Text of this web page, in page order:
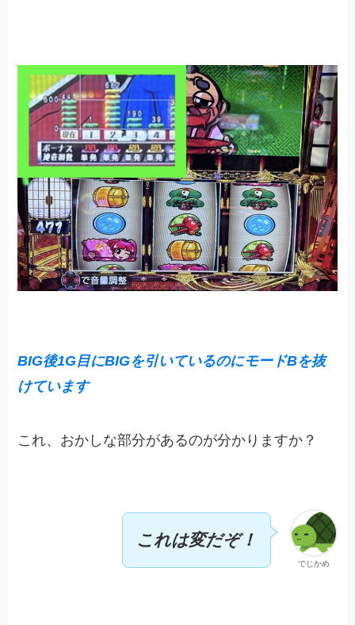
BIG後1G目にBIGを引いているのにモードBを抜
けています
これ、おかしな部分があるのが分かりますか？
でじかめ
これは変だぞ！